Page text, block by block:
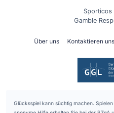
Gamble
Über uns Kontaktieren uns
Glücksspiel kann süchtig machen. Spielen